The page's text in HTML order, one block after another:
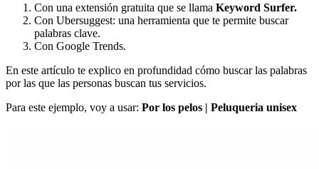
Con una extensión gratuita que se llama Keyword Surfer.
Con Ubersuggest: una herramienta que te permite buscar
palabras clave.
Con Google Trends.
En este artículo te explico en profundidad cómo buscar las palabras
por las que las personas buscan tus servicios.
Para este ejemplo, voy a usar: Por los pelos | Peluqueria unisex